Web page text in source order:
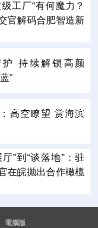
工厂”有何魔力？
官解码合肥智造新
持续解锁高颜
”
高空瞭望 赏海滨
厅”到“谈落地”：驻
在皖抛出合作橄榄
電腦版